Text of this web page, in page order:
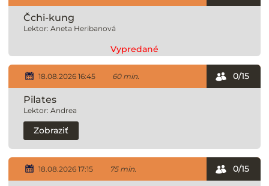
Čchi-kung
Lektor: Aneta Heribanová
Vypredané
18.08.2026 16:45 60 min.
Pilates
Lektor: Andrea
0/15
Zobraziť
18.08.2026 17:15 75 min. 0/15